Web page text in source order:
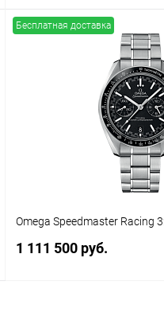
В
Бесплатная доставка
Omega Speedmaster Racing
1 111 500 руб.